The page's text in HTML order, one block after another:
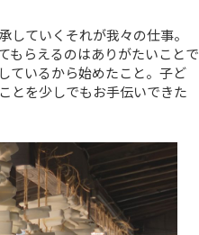
していくそれが我々の仕事。
もらえるのはありがたいことで
ているから始めたこと。子ど
とを少しでもお手伝いできた